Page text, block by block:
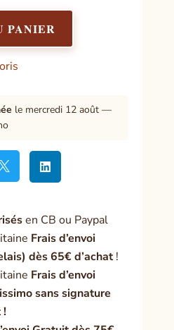
PANIER
le mercredi 12 août —

en CB ou Paypal
Frais d’envoi
dès 65€ d’achat!
Frais d’envoi
sans signature
!